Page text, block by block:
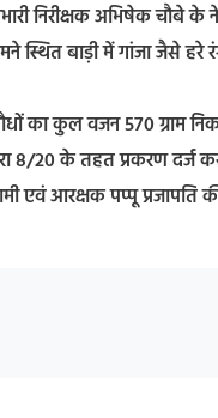
निरीक्षक अभिषेक चौबे के
स्थित बाड़ी में गांजा जैसे हरे
का कुल वजन 570 ग्राम
8/20 के तहत प्रकरण दर्ज
एवं आरक्षक पप्पू प्रजापति